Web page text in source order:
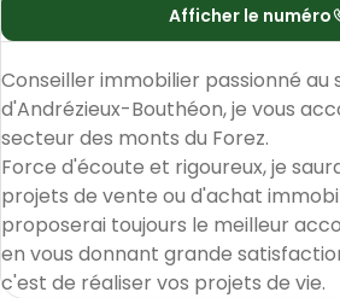
Afficher le numéro
Conseiller immobilier passionné au
d'Andrézieux-Bouthéon, je vous
secteur des monts du Forez.
Force d'écoute et rigoureux, je
projets de vente ou d'achat
proposerai toujours le meilleur
en vous donnant grande
c'est de réaliser vos projets de vie.